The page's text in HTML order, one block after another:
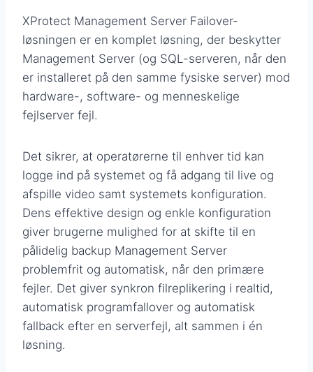
XProtect Management Server Failover-
løsningen er en komplet løsning, der beskytter
Management Server (og SQL-serveren, når den
er installeret på den samme fysiske server) mod
hardware-, software- og menneskelige
fejlserver fejl.
Det sikrer, at operatørerne til enhver tid kan
logge ind på systemet og få adgang til live og
afspille video samt systemets konfiguration.
Dens effektive design og enkle konfiguration
giver brugerne mulighed for at skifte til en
pålidelig backup Management Server
problemfrit og automatisk, når den primære
fejler. Det giver synkron filreplikering i realtid,
automatisk programfallover og automatisk
fallback efter en serverfejl, alt sammen i én
løsning.